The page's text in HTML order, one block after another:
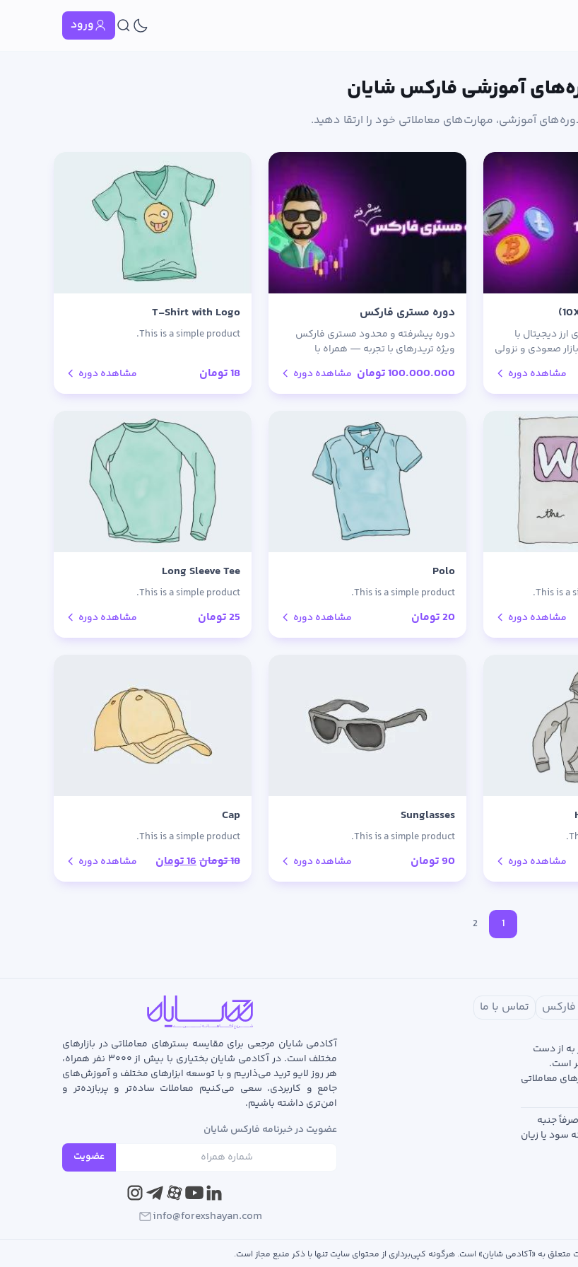
ورود
آموزشی فارکس شایان
آموزشی، مهارت‌های معاملاتی خود را ارتقا دهید.
دیجیتال با
صعودی و نزولی
مشاهده دوره
دوره مستری فارکس
دوره پیشرفته و محدود مستری فارکس
ویژه تریدرهای با تجربه — همراه با
بازگشت وجه.
100.000.000تومان مشاهده دوره
T-Shirt with Logo
This is a simple product.
18تومان مشاهده دوره
This is a
مشاهده دوره
Polo
This is a simple product.
20تومان مشاهده دوره
Long Sleeve Tee
This is a simple product.
25تومان مشاهده دوره
قیمتمشاهده دوره
Sunglasses
This is a simple product.
90تومان مشاهده دوره
Cap
This is a simple product.
18تومانقیمت
اصلی:
16تومان قیمت
فعلی:
مشاهده دوره
1
2
فارکس تماس با ما
به از دست
است.
معاملاتی
جنبه
سود یا زیان
آکادمی شایان مرجعی برای مقایسه بسترهای معاملاتی در بازارهای
مختلف است. در آکادمی شایان بختیاری با بیش از ۳۰۰۰ نفر همراه،
هر روز لایو ترید می‌ذاریم و با توسعه‌ ابزارهای مختلف و آموزش‌های
جامع و کاربردی، سعی می‌کنیم معاملات ساده‌تر و پربازده‌تر و
امن‌تری داشته باشیم.
عضویت در خبرنامه فارکس شایان
عضویت
info@forexshayan.com